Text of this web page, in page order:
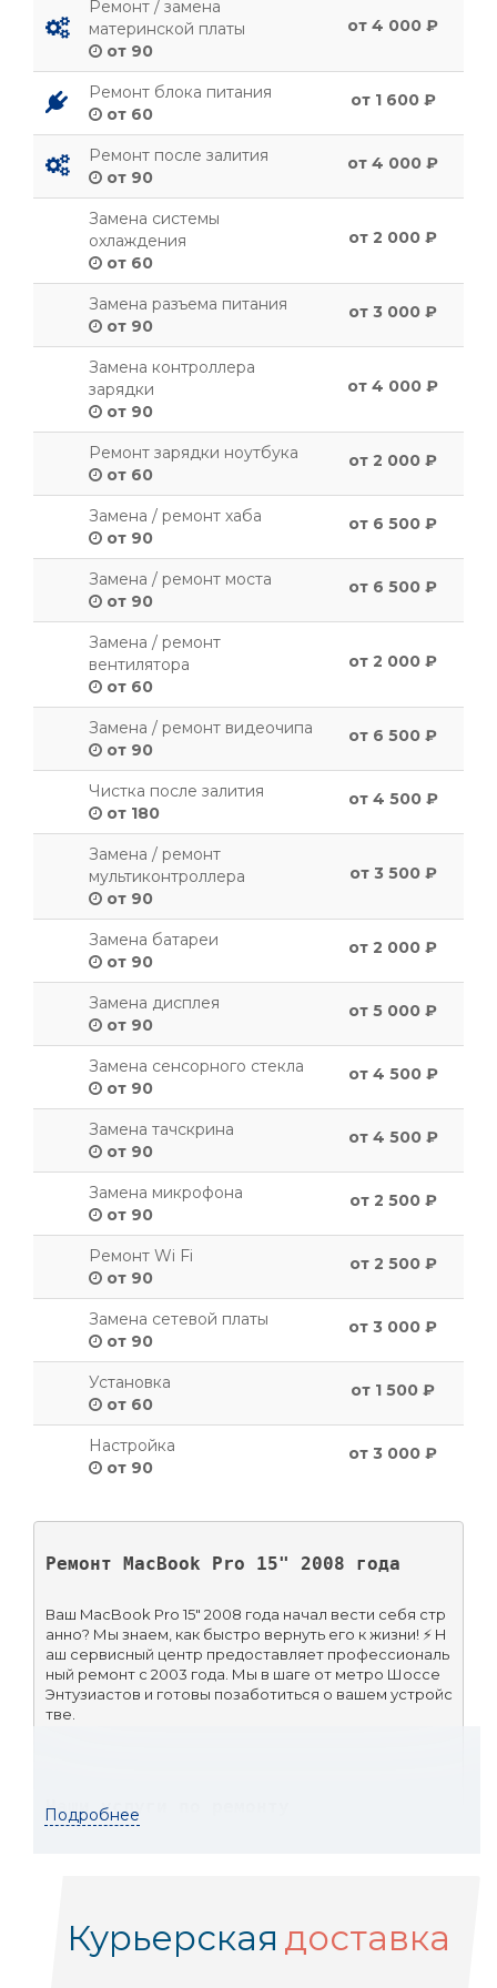
Ремонт / замена
материнской платы
от 90
от 4 000 ₽
Ремонт блока питания
от 60
от 1 600 ₽
Ремонт после залития
от 90
от 4 000 ₽
Замена системы
охлаждения
от 60
от 2 000 ₽
Замена разъема питания
от 90
от 3 000 ₽
Замена контроллера
зарядки
от 90
от 4 000 ₽
Ремонт зарядки ноутбука
от 60
от 2 000 ₽
Замена / ремонт хаба
от 90
от 6 500 ₽
Замена / ремонт моста
от 90
от 6 500 ₽
Замена / ремонт
вентилятора
от 60
от 2 000 ₽
Замена / ремонт видеочипа
от 90
от 6 500 ₽
Чистка после залития
от 180
от 4 500 ₽
Замена / ремонт
мультиконтроллера
от 90
от 3 500 ₽
Замена батареи
от 90
от 2 000 ₽
Замена дисплея
от 90
от 5 000 ₽
Замена сенсорного стекла
от 90
от 4 500 ₽
Замена тачскрина
от 90
от 4 500 ₽
Замена микрофона
от 90
от 2 500 ₽
Ремонт Wi Fi
от 90
от 2 500 ₽
Замена сетевой платы
от 90
от 3 000 ₽
Установка
от 60
от 1 500 ₽
Настройка
от 90
от 3 000 ₽
Ремонт MacBook Pro 15" 2008 года
Ваш MacBook Pro 15" 2008 года начал вести себя стр
анно? Мы знаем, как быстро вернуть его к жизни! ⚡ Н
аш сервисный центр предоставляет профессиональ
ный ремонт с 2003 года. Мы в шаге от метро Шоссе
Энтузиастов и готовы позаботиться о вашем устройс
тве.
Наши услуги по ремонту
Срочный ремонт ⏱️
Подробнее
Курьерская доставка